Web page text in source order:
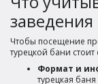
заведения
Чтобы посещение
турецкой бани
Формат и
турецкая